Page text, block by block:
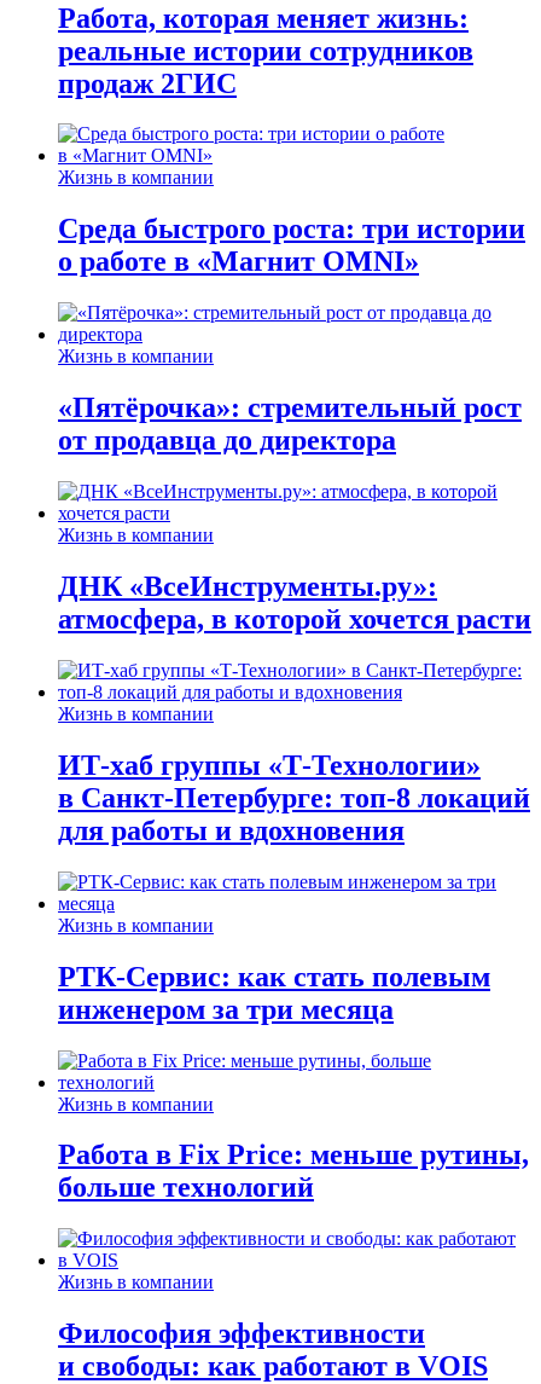
Работа, которая меняет жизнь:
реальные истории сотрудников
продаж 2ГИС
Жизнь в компании
Среда быстрого роста: три истории
о работе в «Магнит OMNI»
Жизнь в компании
«Пятёрочка»: стремительный рост
от продавца до директора
Жизнь в компании
ДНК «ВсеИнструменты.ру»:
атмосфера, в которой хочется расти
Жизнь в компании
ИТ-хаб группы «Т-Технологии»
в Санкт-Петербурге: топ-8 локаций
для работы и вдохновения
Жизнь в компании
РТК-Сервис: как стать полевым
инженером за три месяца
Жизнь в компании
Работа в Fix Price: меньше рутины,
больше технологий
Жизнь в компании
Философия эффективности
и свободы: как работают в VOIS